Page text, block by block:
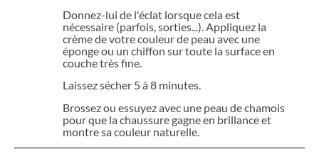
Donnez-lui de l'éclat lorsque cela est
nécessaire (parfois, sorties...). Appliquez la
crème de votre couleur de peau avec une
éponge ou un chiffon sur toute la surface en
couche très fine.
Laissez sécher 5 à 8 minutes.
Brossez ou essuyez avec une peau de chamois
pour que la chaussure gagne en brillance et
montre sa couleur naturelle.